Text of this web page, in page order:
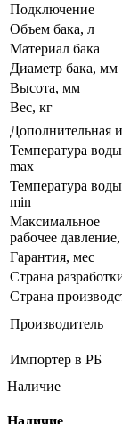
Подключение
Объем бака, л
Материал бака
Диаметр бака, мм
Высота, мм
Вес, кг
Дополнительная
Температура
max
Температура
min
Максимальное
рабочее
Гарантия, мес
Страна
Страна
Производитель
Импортер в РБ
Наличие
Наличие